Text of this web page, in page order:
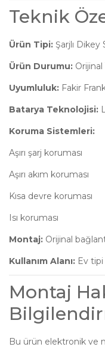
Teknik
Ürün Tipi: Şarjlı Dikey
Ürün Durumu:
Uyumluluk: Fakir
Batarya Teknolojisi:
Koruma Sistemleri:
Aşırı şarj koruması
Aşırı akım koruması
Kısa devre koruması
Isı koruması
Montaj: Orijinal
Kullanım Alanı: Ev
Montaj
Bu ürün elektronik ve